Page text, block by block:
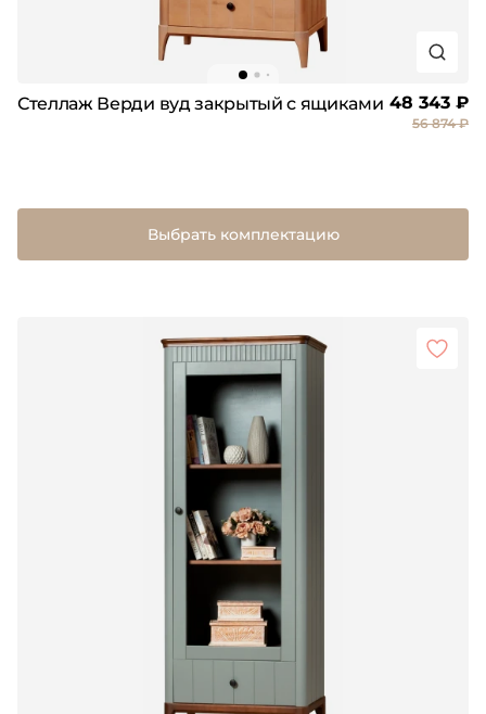
Стеллаж Верди вуд закрытый с ящиками 48 343 ₽
56 874 ₽
Выбрать комплектацию